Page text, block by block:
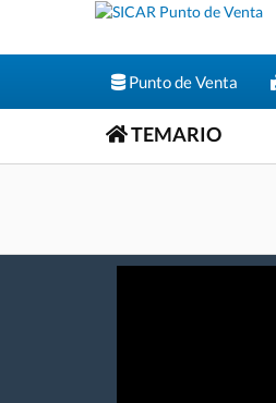
Punto de Venta
TEMARIO